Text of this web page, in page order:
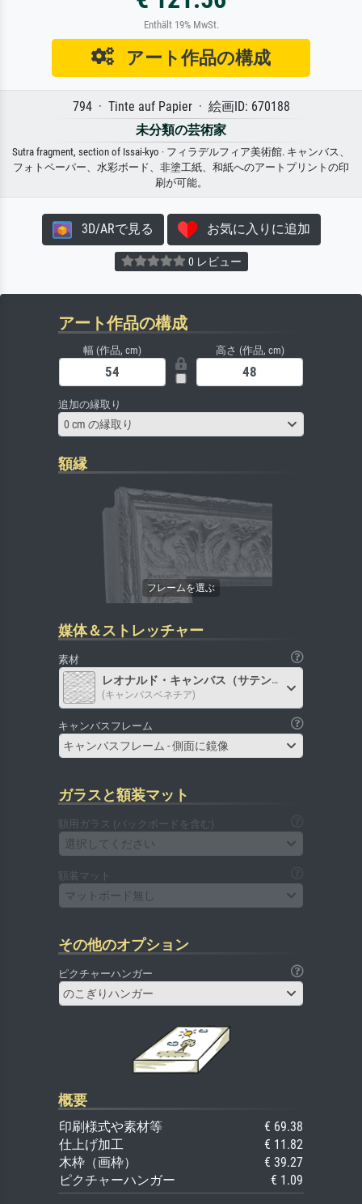
Enthält 19% MwSt.
アート作品の構成
794 · Tinte auf Papier · 絵画ID: 670188
未分類の芸術家
Sutra fragment, section of Issai-kyo · フィラデルフィア美術館. キャンバス、
フォトペーパー、水彩ボード、非塗工紙、和紙へのアートプリントの印
刷が可能。
3D/ARで見る お気に入りに追加
0 レビュー
アート作品の構成
幅 (作品, cm) 高さ (作品, cm)
追加の縁取り
0 cm の縁取り
額縁
媒体＆ストレッチャー
素材
レオナルド・キャンバス（サテン）
(キャンバスベネチア)
キャンバスフレーム
キャンバスフレーム - 側面に鏡像
ガラスと額装マット
額用ガラス (バックボードを含む)
選択してください
額装マット
マットボード無し
その他のオプション
ピクチャーハンガー
のこぎりハンガー
概要
印刷様式や素材等
€ 69.38
仕上げ加工
€ 11.82
木枠（画枠）
€ 39.27
ピクチャーハンガー
€ 1.09